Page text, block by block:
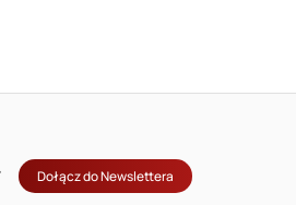
Dołącz do Newslettera